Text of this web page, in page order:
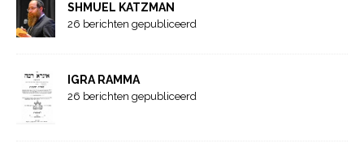
SHMUEL KATZMAN
26 berichten gepubliceerd
IGRA RAMMA
26 berichten gepubliceerd